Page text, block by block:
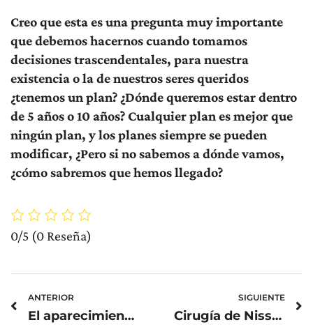
Creo que esta es una pregunta muy importante
que debemos hacernos cuando tomamos
decisiones trascendentales, para nuestra
existencia o la de nuestros seres queridos
¿tenemos un plan? ¿Dónde queremos estar dentro
de 5 años o 10 años? Cualquier plan es mejor que
ningún plan, y los planes siempre se pueden
modificar, ¿Pero si no sabemos a dónde vamos,
¿cómo sabremos que hemos llegado?
0/5 (0 Reseña)
ANTERIOR
El aparecimiento y tipos de cáncer de piel
SIGUIENTE
Cirugía de Nissen y el reflujo gastro esofágico